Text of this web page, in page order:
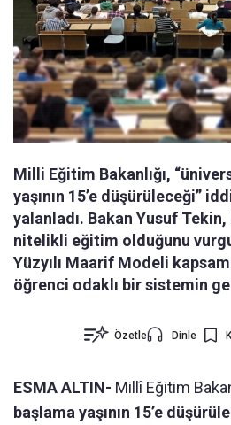
Milli Eğitim Bakanlığı,
yaşının 15’e düşürüleceği”
yalanladı. Bakan Yusuf Tekin,
nitelikli eğitim olduğunu
Yüzyılı Maarif Modeli
öğrenci odaklı bir sistemin
Özetle Dinle
ESMA ALTIN- Millî Eğitim
başlama yaşının 15’e